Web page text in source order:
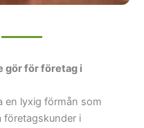
gör för företag i
en lyxig förmån som
företagskunder i